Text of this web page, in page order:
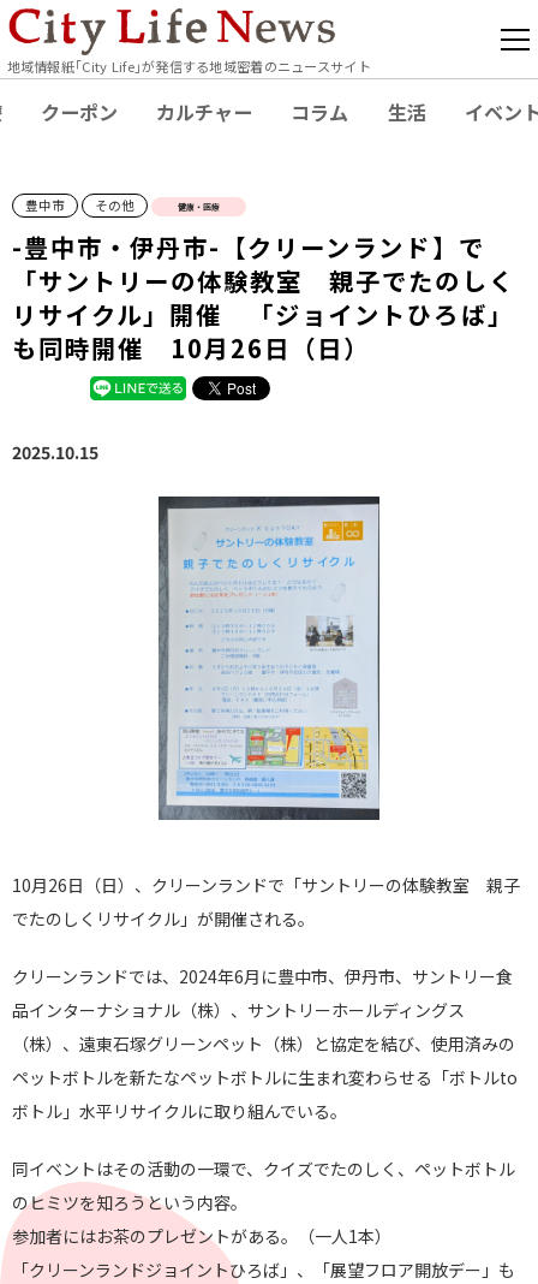
地域情報紙｢City Life｣が発信する地域密着のニュースサイト
クーポン カルチャー コラム 生活 イベン
豊中市 その他 健康・医療
-豊中市・伊丹市-【クリーンランド】で
「サントリーの体験教室 親子でたのしく
リサイクル」開催 「ジョイントひろば」
も同時開催 10月26日（日）
2025.10.15
10月26日（日）、クリーンランドで「サントリーの体験教室 親子
でたのしくリサイクル」が開催される。
クリーンランドでは、2024年6月に豊中市、伊丹市、サントリー食
品インターナショナル（株）、サントリーホールディングス
（株）、遠東石塚グリーンペット（株）と協定を結び、使用済みの
ペットボトルを新たなペットボトルに生まれ変わらせる「ボトルto
ボトル」水平リサイクルに取り組んでいる。
同イベントはその活動の一環で、クイズでたのしく、ペットボトル
のヒミツを知ろうという内容。
参加者にはお茶のプレゼントがある。（一人1本）
「クリーンランドジョイントひろば」、「展望フロア開放デー」も